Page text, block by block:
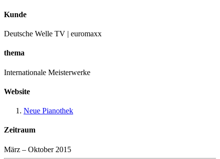
Kunde
Deutsche Welle TV | euromaxx
thema
Internationale Meisterwerke
Website
Neue Pianothek
Zeitraum
März – Oktober 2015